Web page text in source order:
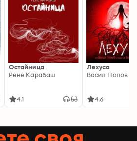
Остайница
Рене Карабаш
4.1
Лехуса
Васил Попов
4.6